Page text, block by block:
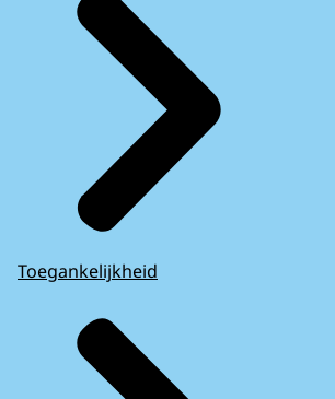
Toegankelijkheid